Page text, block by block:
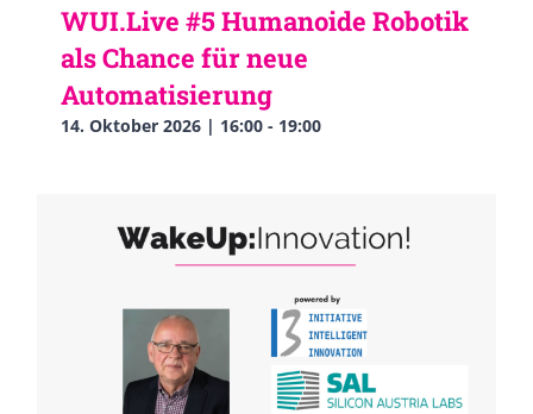
WUI.Live #5 Humanoide Robotik
als Chance für neue
Automatisierung
14. Oktober 2026 | 16:00 - 19:00